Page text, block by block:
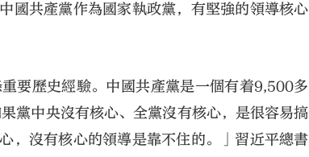
國共產黨作為國家執政黨，有堅強的領導核心
要歷史經驗。中國共產黨是一個有着9,500多
黨中央沒有核心、全黨沒有核心，是很容易搞
，沒有核心的領導是靠不住的。」習近平總書